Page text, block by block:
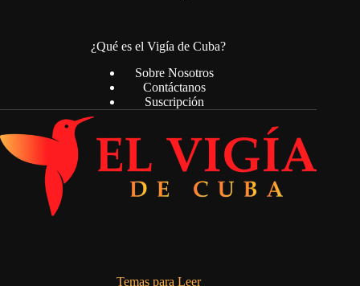
¿Qué es el Vigía de Cuba?
Sobre Nosotros
Contáctanos
Suscripción
Temas para Leer